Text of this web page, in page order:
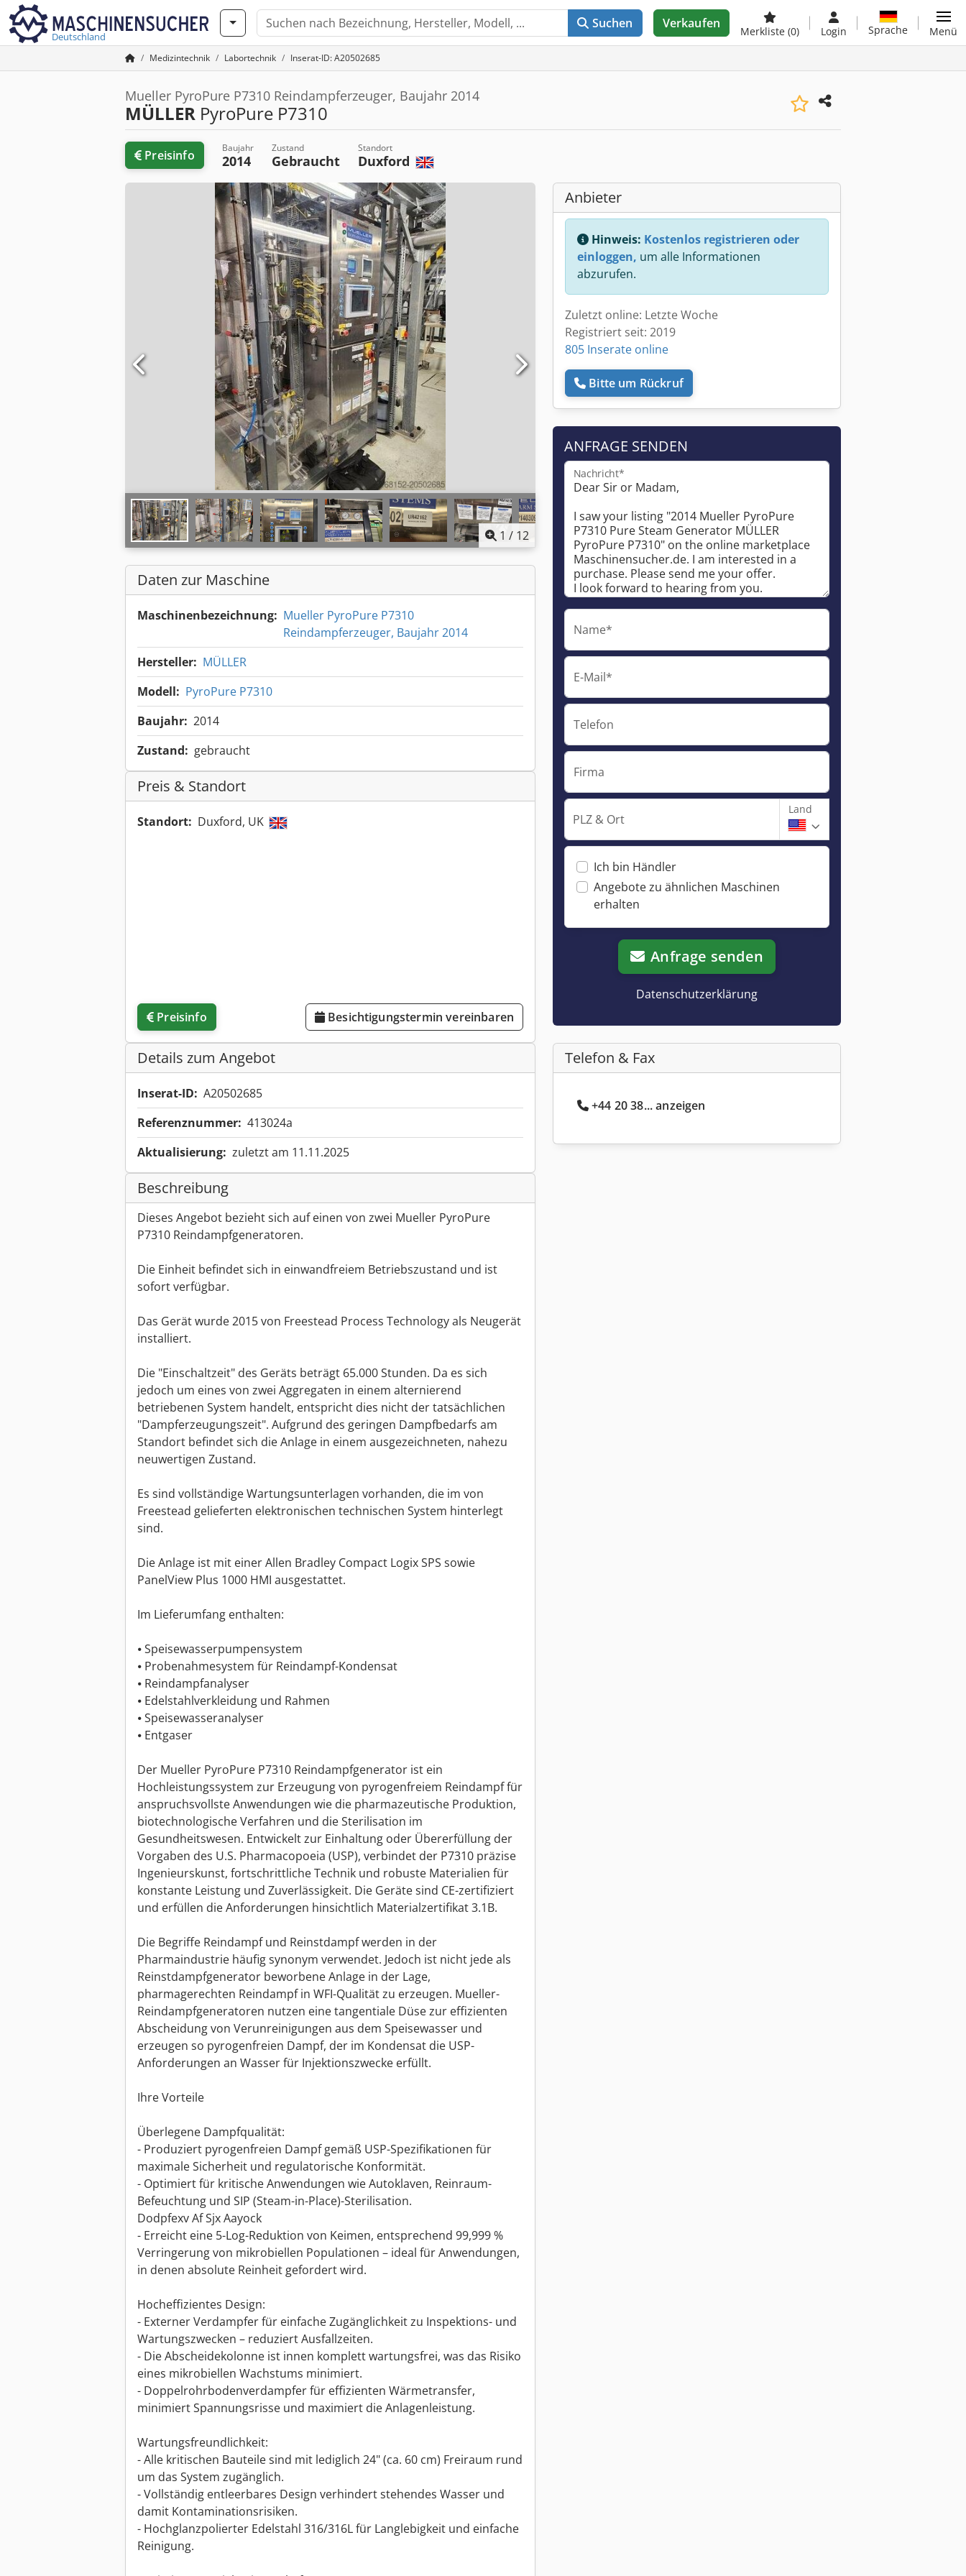
Deutschland
Suchen Verkaufen
Merkliste (0) Login Sprache Menü
Medizintechnik Labortechnik Inserat-ID: A20502685
Mueller PyroPure P7310 Reindampferzeuger, Baujahr 2014
MÜLLER PyroPure P7310
Preisinfo Baujahr
2014
Zustand
Gebraucht
Standort
Duxford
1 / 12
Daten zur Maschine
Maschinenbezeichnung: Mueller PyroPure P7310
Reindampferzeuger, Baujahr 2014
Hersteller: MÜLLER
Modell: PyroPure P7310
Baujahr: 2014
Zustand: gebraucht
Preis & Standort
Standort: Duxford, UK
Preisinfo Besichtigungstermin vereinbaren
Details zum Angebot
Inserat-ID: A20502685
Referenznummer: 413024a
Aktualisierung: zuletzt am 11.11.2025
Beschreibung
Dieses Angebot bezieht sich auf einen von zwei Mueller PyroPure
P7310 Reindampfgeneratoren.
Die Einheit befindet sich in einwandfreiem Betriebszustand und ist
sofort verfügbar.
Das Gerät wurde 2015 von Freestead Process Technology als Neugerät
installiert.
Die "Einschaltzeit" des Geräts beträgt 65.000 Stunden. Da es sich
jedoch um eines von zwei Aggregaten in einem alternierend
betriebenen System handelt, entspricht dies nicht der tatsächlichen
"Dampferzeugungszeit". Aufgrund des geringen Dampfbedarfs am
Standort befindet sich die Anlage in einem ausgezeichneten, nahezu
neuwertigen Zustand.
Es sind vollständige Wartungsunterlagen vorhanden, die im von
Freestead gelieferten elektronischen technischen System hinterlegt
sind.
Die Anlage ist mit einer Allen Bradley Compact Logix SPS sowie
PanelView Plus 1000 HMI ausgestattet.
Im Lieferumfang enthalten:
⦁ Speisewasserpumpensystem
⦁ Probenahmesystem für Reindampf-Kondensat
⦁ Reindampfanalyser
⦁ Edelstahlverkleidung und Rahmen
⦁ Speisewasseranalyser
⦁ Entgaser
Der Mueller PyroPure P7310 Reindampfgenerator ist ein
Hochleistungssystem zur Erzeugung von pyrogenfreiem Reindampf für
anspruchsvollste Anwendungen wie die pharmazeutische Produktion,
biotechnologische Verfahren und die Sterilisation im
Gesundheitswesen. Entwickelt zur Einhaltung oder Übererfüllung der
Vorgaben des U.S. Pharmacopoeia (USP), verbindet der P7310 präzise
Ingenieurskunst, fortschrittliche Technik und robuste Materialien für
konstante Leistung und Zuverlässigkeit. Die Geräte sind CE-zertifiziert
und erfüllen die Anforderungen hinsichtlich Materialzertifikat 3.1B.
Die Begriffe Reindampf und Reinstdampf werden in der
Pharmaindustrie häufig synonym verwendet. Jedoch ist nicht jede als
Reinstdampfgenerator beworbene Anlage in der Lage,
pharmagerechten Reindampf in WFI-Qualität zu erzeugen. Mueller-
Reindampfgeneratoren nutzen eine tangentiale Düse zur effizienten
Abscheidung von Verunreinigungen aus dem Speisewasser und
erzeugen so pyrogenfreien Dampf, der im Kondensat die USP-
Anforderungen an Wasser für Injektionszwecke erfüllt.
Ihre Vorteile
Überlegene Dampfqualität:
- Produziert pyrogenfreien Dampf gemäß USP-Spezifikationen für
maximale Sicherheit und regulatorische Konformität.
- Optimiert für kritische Anwendungen wie Autoklaven, Reinraum-
Befeuchtung und SIP (Steam-in-Place)-Sterilisation.
Dodpfexv Af Sjx Aayock
- Erreicht eine 5-Log-Reduktion von Keimen, entsprechend 99,999 %
Verringerung von mikrobiellen Populationen – ideal für Anwendungen,
in denen absolute Reinheit gefordert wird.
Hocheffizientes Design:
- Externer Verdampfer für einfache Zugänglichkeit zu Inspektions- und
Wartungszwecken – reduziert Ausfallzeiten.
- Die Abscheidekolonne ist innen komplett wartungsfrei, was das Risiko
eines mikrobiellen Wachstums minimiert.
- Doppelrohrbodenverdampfer für effizienten Wärmetransfer,
minimiert Spannungsrisse und maximiert die Anlagenleistung.
Wartungsfreundlichkeit:
- Alle kritischen Bauteile sind mit lediglich 24" (ca. 60 cm) Freiraum rund
um das System zugänglich.
- Vollständig entleerbares Design verhindert stehendes Wasser und
damit Kontaminationsrisiken.
- Hochglanzpolierter Edelstahl 316/316L für Langlebigkeit und einfache
Reinigung.
Anbieter
Hinweis: Kostenlos registrieren oder
einloggen, um alle Informationen
abzurufen.
Zuletzt online: Letzte Woche
Registriert seit: 2019
805 Inserate online
Bitte um Rückruf
ANFRAGE SENDEN
Nachricht*
Name*
E-Mail*
Telefon
Firma
PLZ & Ort
Land
Ich bin Händler
Angebote zu ähnlichen Maschinen
erhalten
Anfrage senden
Datenschutzerklärung
Telefon & Fax
+44 20 38... anzeigen